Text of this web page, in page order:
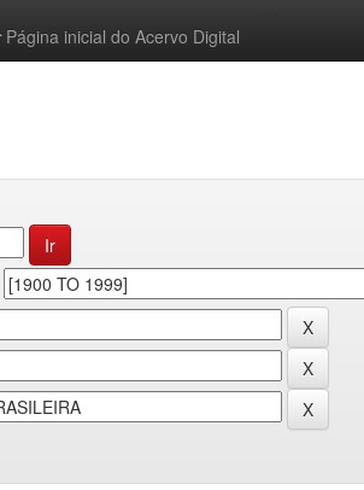
Página inicial do Acervo Digital